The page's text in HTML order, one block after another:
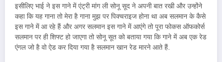
इसीलिए भाई ने इस गाने में एंट्री मांग ली सोनू सूद ने अपनी बात रखी और उन्होंने
कहा कि यह गाना तो मेरा है गाना मुझ पर पिक्चराइज होना था अब सलमान के कैसे
इस गाने में आ रहे हैं और अगर सलमान इस गाने में आएंगे तो पूरा फोकस ऑफकोर्स
सलमान पर ही शिफ्ट हो जाएगा तो सोनू सूत को बताया गया कि गाने में अब एक रेड
एंगल जो है वो ऐड कर दिया गया है सलमान खान रेड मारने आते हैं.